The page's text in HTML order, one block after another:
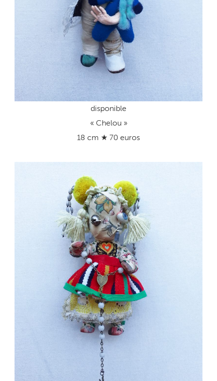
disponible
« Chelou »
18 cm ★ 70 euros